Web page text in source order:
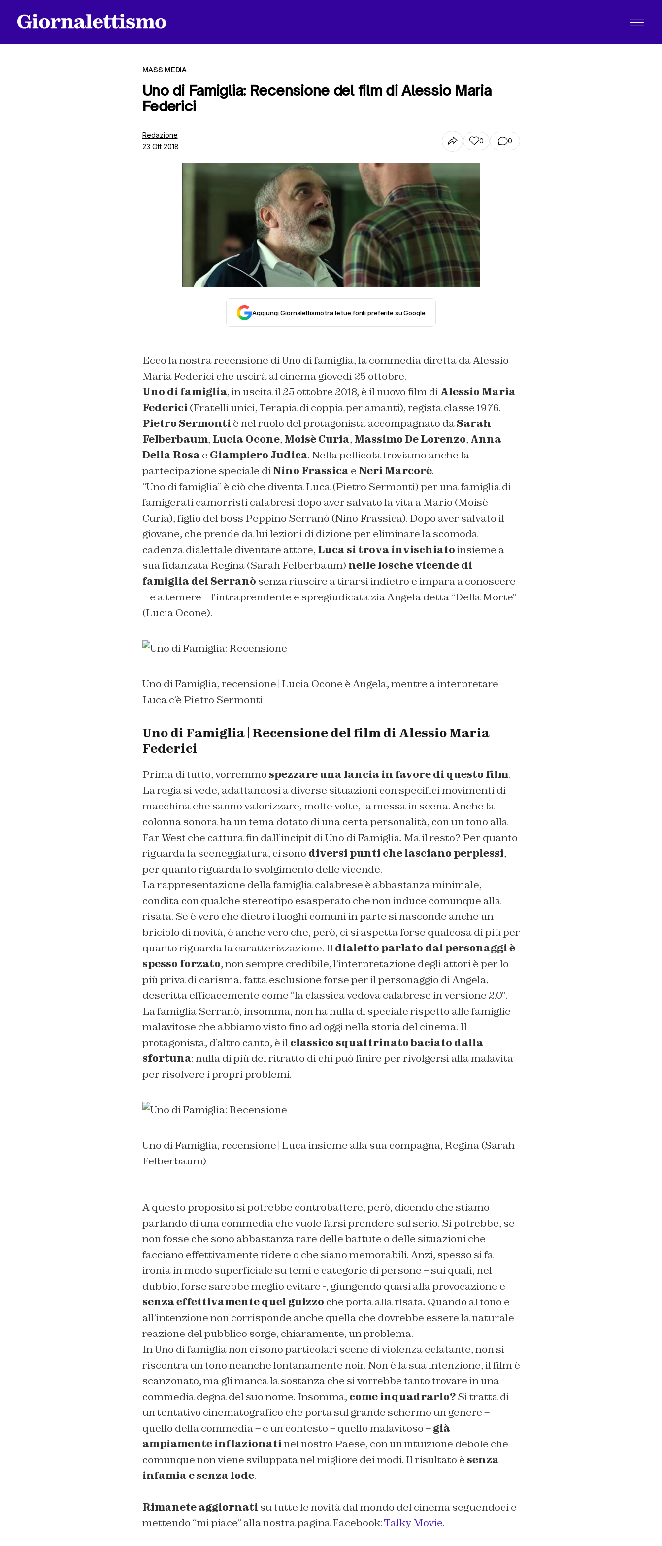
MASS MEDIA
Uno di Famiglia: Recensione del film di Alessio Maria
Federici
Redazione
23 Ott 2018
0 0
Aggiungi Giornalettismo tra le tue fonti preferite su Google
Ecco la nostra recensione di Uno di famiglia, la commedia diretta da Alessio
Maria Federici che uscirà al cinema giovedì 25 ottobre.
Uno di famiglia, in uscita il 25 ottobre 2018, è il nuovo film diAlessio Maria
Federici (Fratelli unici,Terapia di coppia per amanti), regista classe 1976.
Pietro Sermonti è nel ruolo del protagonista accompagnato daSarah
Felberbaum, Lucia Ocone, Moisè Curia, Massimo De Lorenzo, Anna
Della Rosa e Giampiero Judica. Nella pellicola troviamo anche la
partecipazione speciale diNino Frassica e Neri Marcorè.
“Uno di famiglia” è ciò che diventa Luca (Pietro Sermonti) per una famiglia di
famigerati camorristi calabresi dopo aver salvato la vita a Mario (Moisè
Curia), figlio del boss Peppino Serranò (Nino Frassica). Dopo aver salvato il
giovane, che prende da lui lezioni di dizione per eliminare la scomoda
cadenza dialettale diventare attore, Luca si trova invischiatoinsieme a
sua fidanzata Regina (Sarah Felberbaum) nelle losche vicende di
famiglia dei Serranò senza riuscire a tirarsi indietro e impara a conoscere
– e a temere – l’intraprendente e spregiudicata zia Angela detta “Della Morte”
(Lucia Ocone).
Uno di Famiglia, recensione | Lucia Ocone è Angela, mentre a interpretare
Luca c’è Pietro Sermonti
Uno di Famiglia | Recensione del film di Alessio Maria
Federici
Prima di tutto, vorremmo spezzare una lancia in favore di questo film.
La regia si vede, adattandosi a diverse situazioni con specifici movimenti di
macchina che sanno valorizzare, molte volte, la messa in scena. Anche la
colonna sonora ha un tema dotato di una certa personalità, con un tono alla
Far West che cattura fin dall’incipit di Uno di Famiglia. Ma il resto? Per quanto
riguarda la sceneggiatura, ci sono diversi punti che lasciano perplessi,
per quanto riguarda lo svolgimento delle vicende.
La rappresentazione della famiglia calabrese è abbastanza minimale,
condita con qualche stereotipo esasperato che non induce comunque alla
risata. Se è vero che dietro i luoghi comuni in parte si nasconde anche un
briciolo di novità, è anche vero che, però, ci si aspetta forse qualcosa di più per
quanto riguarda la caratterizzazione. Ildialetto parlato dai personaggi è
spesso forzato, non sempre credibile, l’interpretazione degli attori è per lo
più priva di carisma, fatta esclusione forse per il personaggio di Angela,
descritta efficacemente come “la classica vedova calabrese in versione 2.0”.
La famiglia Serranò, insomma, non ha nulla di speciale rispetto alle famiglie
malavitose che abbiamo visto fino ad oggi nella storia del cinema. Il
protagonista, d’altro canto, è ilclassico squattrinato baciato dalla
sfortuna: nulla di più del ritratto di chi può finire per rivolgersi alla malavita
per risolvere i propri problemi.
Uno di Famiglia, recensione | Luca insieme alla sua compagna, Regina (Sarah
Felberbaum)
A questo proposito si potrebbe controbattere, però, dicendo che stiamo
parlando di una commedia che vuole farsi prendere sul serio. Si potrebbe, se
non fosse che sono abbastanza rare delle battute o delle situazioni che
facciano effettivamente ridere o che siano memorabili. Anzi, spesso si fa
ironia in modo superficiale su temi e categorie di persone – sui quali, nel
dubbio, forse sarebbe meglio evitare -, giungendo quasi alla provocazione e
senza effettivamente quel guizzo che porta alla risata. Quando al tono e
all’intenzione non corrisponde anche quella che dovrebbe essere la naturale
reazione del pubblico sorge, chiaramente, un problema.
In Uno di famiglia non ci sono particolari scene di violenza eclatante, non si
riscontra un tono neanche lontanamente noir. Non è la sua intenzione, il film è
scanzonato, ma gli manca la sostanza che si vorrebbe tanto trovare in una
commedia degna del suo nome. Insomma, come inquadrarlo?Si tratta di
un tentativo cinematografico che porta sul grande schermo un genere –
quello della commedia – e un contesto – quello malavitoso –già
ampiamente inflazionatinel nostro Paese, con un’intuizione debole che
comunque non viene sviluppata nel migliore dei modi. Il risultato è senza
infamia e senza lode.
Rimanete aggiornati su tutte le novità dal mondo del cinema seguendoci e
mettendo “mi piace” alla nostra pagina Facebook:Talky Movie.